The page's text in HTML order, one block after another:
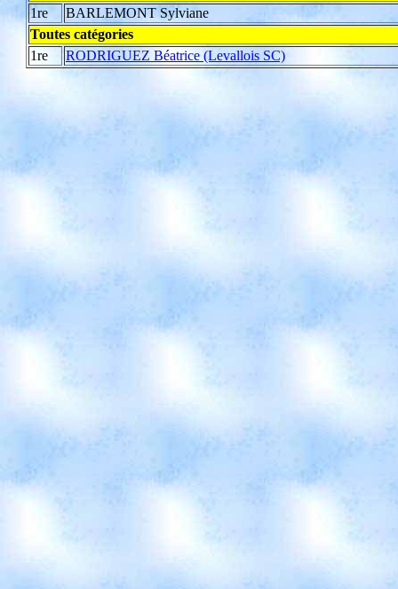
1re
BARLEMONT Sylviane
Toutes catégories
1re
RODRIGUEZ Béatrice (Levallois SC)